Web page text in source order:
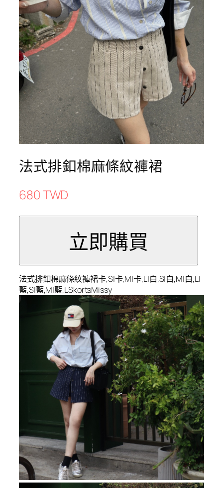
法式排釦棉麻條紋褲裙
680 TWD
法式排釦棉麻條紋褲裙卡,S|卡,M|卡,L|白,S|白,M|白,L|
藍,S|藍,M|藍,LSkortsMissy